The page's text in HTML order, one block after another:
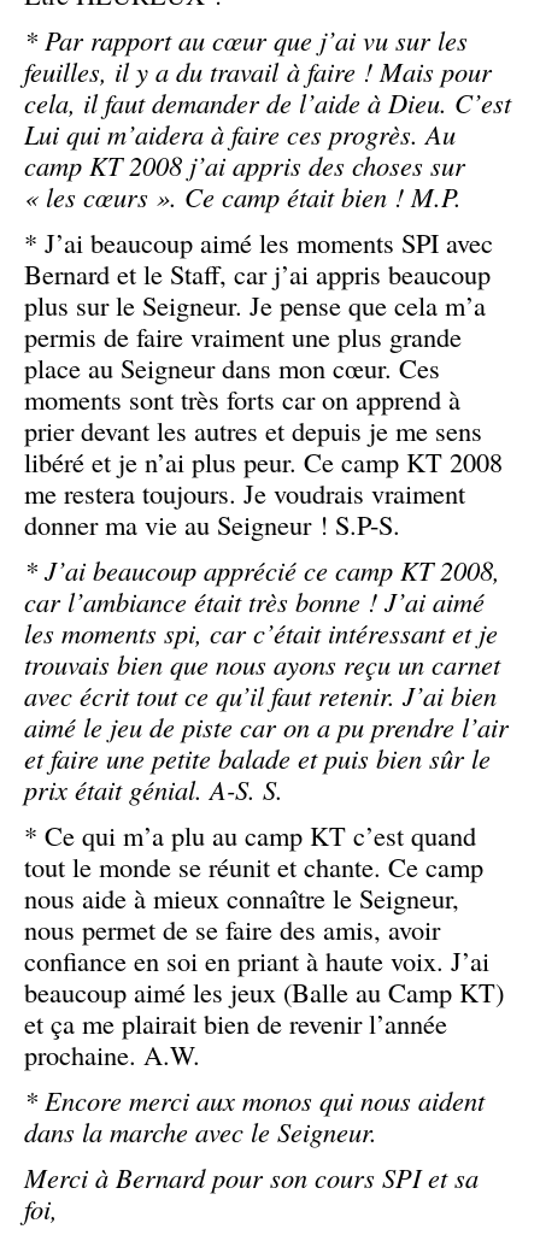
* Par rapport au cœur que j’ai vu sur les
feuilles, il y a du travail à faire ! Mais pour
cela, il faut demander de l’aide à Dieu. C’est
Lui qui m’aidera à faire ces progrès. Au
camp KT 2008 j’ai appris des choses sur
« les cœurs ». Ce camp était bien ! M.P.
* J’ai beaucoup aimé les moments SPI avec
Bernard et le Staff, car j’ai appris beaucoup
plus sur le Seigneur. Je pense que cela m’a
permis de faire vraiment une plus grande
place au Seigneur dans mon cœur. Ces
moments sont très forts car on apprend à
prier devant les autres et depuis je me sens
libéré et je n’ai plus peur. Ce camp KT 2008
me restera toujours. Je voudrais vraiment
donner ma vie au Seigneur ! S.P-S.
* J’ai beaucoup apprécié ce camp KT 2008,
car l’ambiance était très bonne ! J’ai aimé
les moments spi, car c’était intéressant et je
trouvais bien que nous ayons reçu un carnet
avec écrit tout ce qu’il faut retenir. J’ai bien
aimé le jeu de piste car on a pu prendre l’air
et faire une petite balade et puis bien sûr le
prix était génial. A-S. S.
* Ce qui m’a plu au camp KT c’est quand
tout le monde se réunit et chante. Ce camp
nous aide à mieux connaître le Seigneur,
nous permet de se faire des amis, avoir
confiance en soi en priant à haute voix. J’ai
beaucoup aimé les jeux (Balle au Camp KT)
et ça me plairait bien de revenir l’année
prochaine. A.W.
* Encore merci aux monos qui nous aident
dans la marche avec le Seigneur.
Merci à Bernard pour son cours SPI et sa
foi,